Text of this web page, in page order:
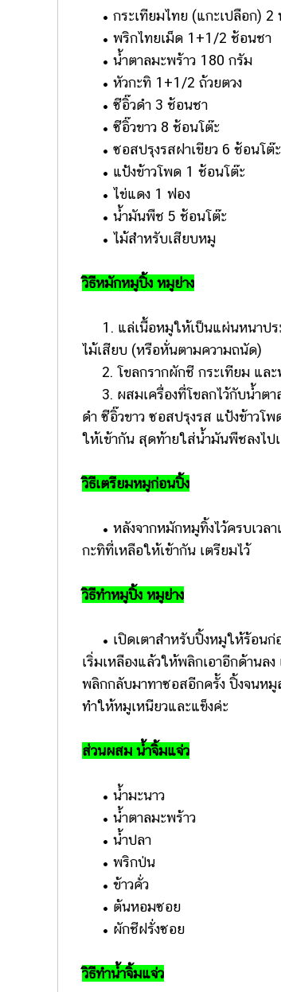
• กระเทียมไทย (แกะเปลือก) 2
• พริกไทยเม็ด 1+1/2 ช้อนชา
• น้ำตาลมะพร้าว 180 กรัม
• หัวกะทิ 1+1/2 ถ้วยตวง
• ซีอิ๊วดำ 3 ช้อนชา
• ซีอิ๊วขาว 8 ช้อนโต๊ะ
• ซอสปรุงรสฝาเขียว 6 ช้อนโต๊ะ
• แป้งข้าวโพด 1 ช้อนโต๊ะ
• ไข่แดง 1 ฟอง
• น้ำมันพืช 5 ช้อนโต๊ะ
• ไม้สำหรับเสียบหมู
วิธีหมักหมูปิ้ง หมูย่าง
1. แล่เนื้อหมูให้เป็นแผ่นหนาปร
ไม้เสียบ (หรือหั่นตามความถนัด)
2. โขลกรากผักชี กระเทียม และ
3. ผสมเครื่องที่โขลกไว้กับน้ำตา
ดำ ซีอิ๊วขาว ซอสปรุงรส แป้งข้าวโ
ให้เข้ากัน สุดท้ายใส่น้ำมันพืชลงไป
วิธีเตรียมหมูก่อนปิ้ง
• หลังจากหมักหมูทิ้งไว้ครบเวล
กะทิที่เหลือให้เข้ากัน เตรียมไว้
วิธีทำหมูปิ้ง หมูย่าง
• เปิดเตาสำหรับปิ้งหมูให้ร้อนก่
เริ่มเหลืองแล้วให้พลิกเอาอีกด้าน
พลิกกลับมาทาซอสอีกครั้ง ปิ้งจนหมู
ทำให้หมูเหนียวและแข็งค่ะ
ส่วนผสม น้ำจิ้มแจ่ว
• น้ำมะนาว
• น้ำตาลมะพร้าว
• น้ำปลา
• พริกป่น
• ข้าวคั่ว
• ต้นหอมซอย
• ผักชีฝรั่งซอย
วิธีทำน้ำจิ้มแจ่ว